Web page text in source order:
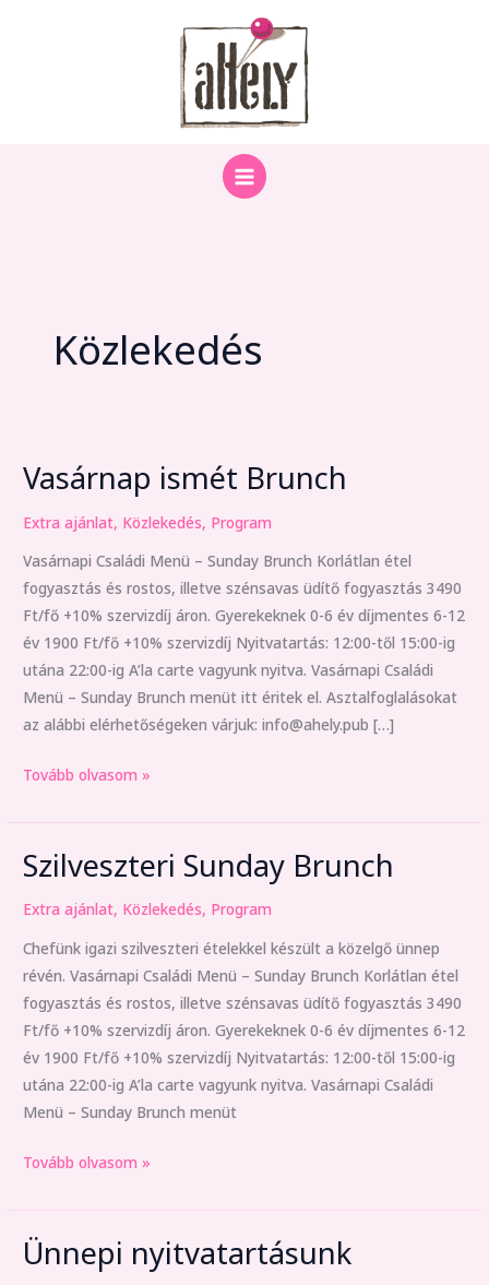
Közlekedés
Vasárnap ismét Brunch
Extra ajánlat, Közlekedés, Program
Vasárnapi Családi Menü – Sunday Brunch Korlátlan étel
fogyasztás és rostos, illetve szénsavas üdítő fogyasztás 3490
Ft/fő +10% szervizdíj áron. Gyerekeknek 0-6 év díjmentes 6-12
év 1900 Ft/fő +10% szervizdíj Nyitvatartás: 12:00-től 15:00-ig
utána 22:00-ig A’la carte vagyunk nyitva. Vasárnapi Családi
Menü – Sunday Brunch menüt itt éritek el. Asztalfoglalásokat
az alábbi elérhetőségeken várjuk: info@ahely.pub […]
Vasárnap
Brunch
Tovább olvasom »
Szilveszteri Sunday Brunch
Extra ajánlat, Közlekedés, Program
Chefünk igazi szilveszteri ételekkel készült a közelgő ünnep
révén. Vasárnapi Családi Menü – Sunday Brunch Korlátlan étel
fogyasztás és rostos, illetve szénsavas üdítő fogyasztás 3490
Ft/fő +10% szervizdíj áron. Gyerekeknek 0-6 év díjmentes 6-12
év 1900 Ft/fő +10% szervizdíj Nyitvatartás: 12:00-től 15:00-ig
utána 22:00-ig A’la carte vagyunk nyitva. Vasárnapi Családi
Menü – Sunday Brunch menüt
Szilveszteri
Brunch
Tovább olvasom »
Ünnepi nyitvatartásunk
Ünnepi
nyitvatartásunk